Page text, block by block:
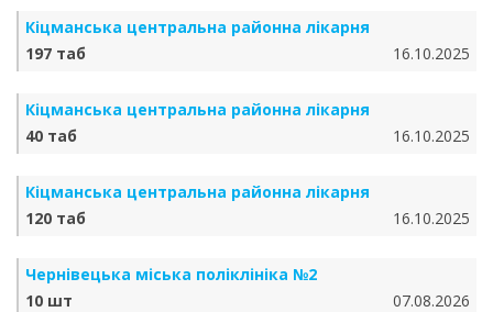
Кіцманська центральна районна лікарня
197 таб
16.10.2025
Кіцманська центральна районна лікарня
40 таб
16.10.2025
Кіцманська центральна районна лікарня
120 таб
16.10.2025
Чернівецька міська поліклініка №2
10 шт
07.08.2026